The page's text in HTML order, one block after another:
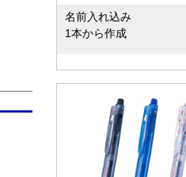
名前入れ込み
1本から作成